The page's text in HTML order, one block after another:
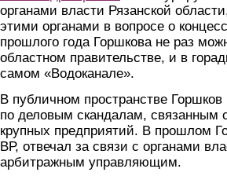
органами власти Рязанской
этими органами в вопросе о
прошлого года Горшкова не раз
областном правительстве, и в
самом «Водоканале».
В публичном пространстве Горшков
по деловым скандалам, связанным
крупных предприятий. В прошлом
ВР, отвечал за связи с органами
арбитражным управляющим.